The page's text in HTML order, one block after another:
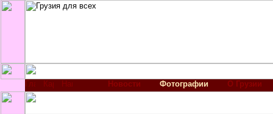
Новости Фотографии О Грузии